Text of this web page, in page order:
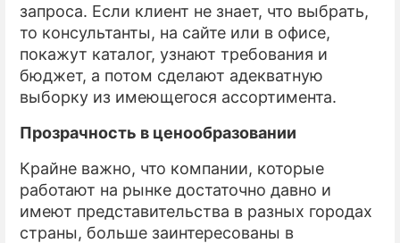
запроса. Если клиент не знает, что выбрать,
то консультанты, на сайте или в офисе,
покажут каталог, узнают требования и
бюджет, а потом сделают адекватную
выборку из имеющегося ассортимента.
Прозрачность в ценообразовании
Крайне важно, что компании, которые
работают на рынке достаточно давно и
имеют представительства в разных городах
страны, больше заинтересованы в